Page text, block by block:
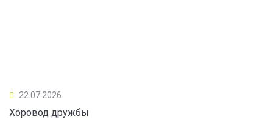
22.07.2026
Хоровод дружбы